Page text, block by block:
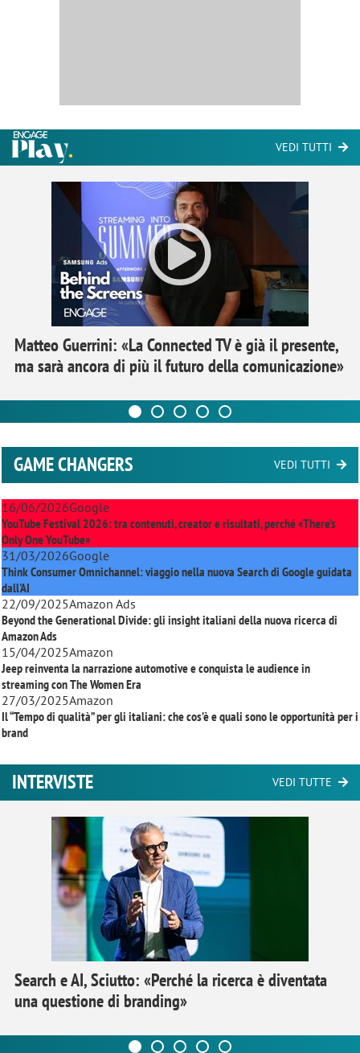
VEDI TUTTI
Matteo Guerrini: «La Connected TV è già il presente,
ma sarà ancora di più il futuro della comunicazione»
GAME CHANGERS VEDI TUTTI
16/06/2026Google
YouTube Festival 2026: tra contenuti, creator e risultati, perché «There’s
Only One YouTube»
31/03/2026Google
Think Consumer Omnichannel: viaggio nella nuova Search di Google guidata
dall'AI
22/09/2025Amazon Ads
Beyond the Generational Divide: gli insight italiani della nuova ricerca di
Amazon Ads
15/04/2025Amazon
Jeep reinventa la narrazione automotive e conquista le audience in
streaming conThe Women Era
27/03/2025Amazon
Il “Tempo di qualità” per gli italiani: che cos’è e quali sono le opportunità per i
brand
INTERVISTE VEDI TUTTE
Search e AI, Sciutto: «Perché la ricerca è diventata
una questione di branding»